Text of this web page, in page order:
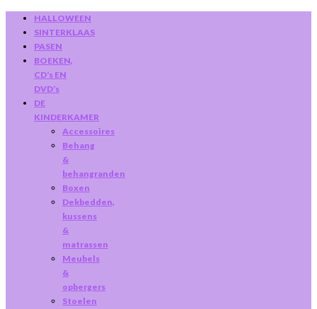
HALLOWEEN
SINTERKLAAS
PASEN
BOEKEN,
CD’s EN
DVD’s
DE
KINDERKAMER
Accessoires
Behang
&
behangranden
Boxen
Dekbedden,
kussens
&
matrassen
Meubels
&
opbergers
Stoelen